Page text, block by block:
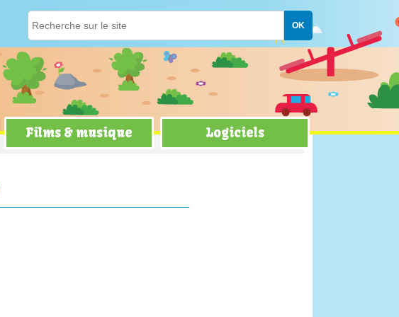
Films & musique Logiciels